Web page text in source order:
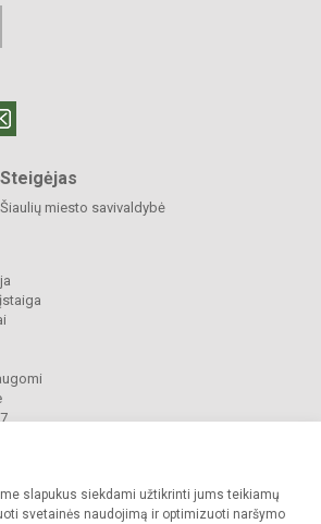
slapukus siekdami užtikrinti jums teikiamų
svetainės naudojimą ir optimizuoti naršymo
Steigėjas
Šiaulių miesto savivaldybė
progimnazija. Visos teisės saugomos.
gimnazijos sutikimo griežtai draudžiama.